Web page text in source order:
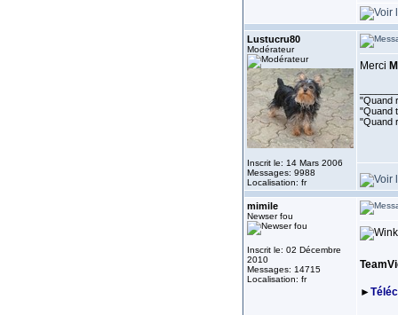
Lustucru80
Modérateur
Inscrit le: 14 Mars 2006
Messages: 9988
Localisation: fr
Merci
"Quand
"Quand
"Quand
mimile
Newser fou
Inscrit le: 02 Décembre
2010
Messages: 14715
Localisation: fr
►